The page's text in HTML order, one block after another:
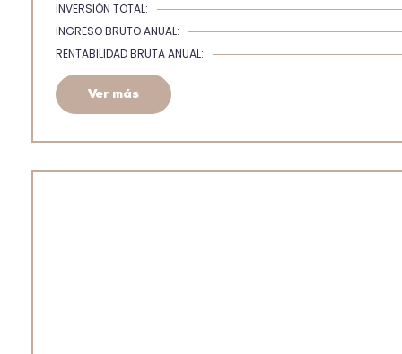
INVERSIÓN TOTAL:
INGRESO BRUTO ANUAL:
RENTABILIDAD BRUTA ANUAL:
Ver más